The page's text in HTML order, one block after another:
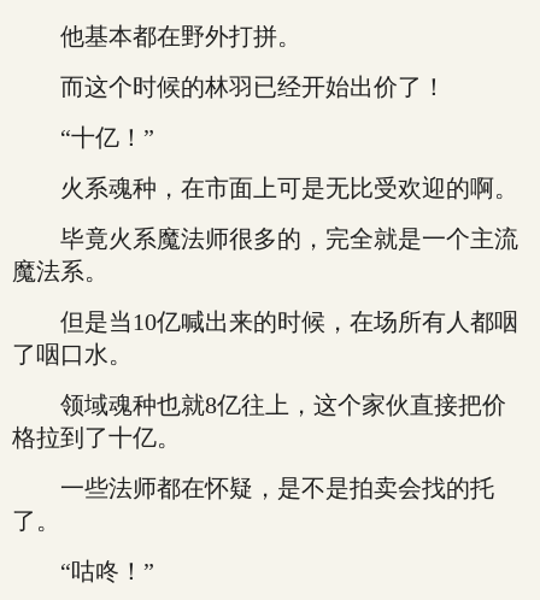
他基本都在野外打拼。
而这个时候的林羽已经开始出价了！
“十亿！”
火系魂种，在市面上可是无比受欢迎的啊。
毕竟火系魔法师很多的，完全就是一个主流
魔法系。
但是当10亿喊出来的时候，在场所有人都咽
了咽口水。
领域魂种也就8亿往上，这个家伙直接把价
格拉到了十亿。
一些法师都在怀疑，是不是拍卖会找的托
了。
“咕咚！”